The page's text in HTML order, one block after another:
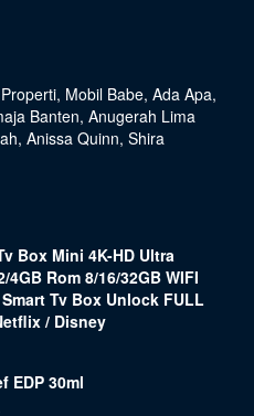
, Mobil Babe, Ada Apa,
Banten, Anugerah Lima
, Anissa Quinn, Shira
Box Mini 4K-HD Ultra
Rom 8/16/32GB WIFI
Tv Box Unlock FULL
/ Disney
EDP 30ml